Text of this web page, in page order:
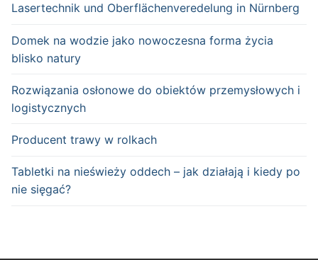
Lasertechnik und Oberflächenveredelung in Nürnberg
Domek na wodzie jako nowoczesna forma życia
blisko natury
Rozwiązania osłonowe do obiektów przemysłowych i
logistycznych
Producent trawy w rolkach
Tabletki na nieświeży oddech – jak działają i kiedy po
nie sięgać?